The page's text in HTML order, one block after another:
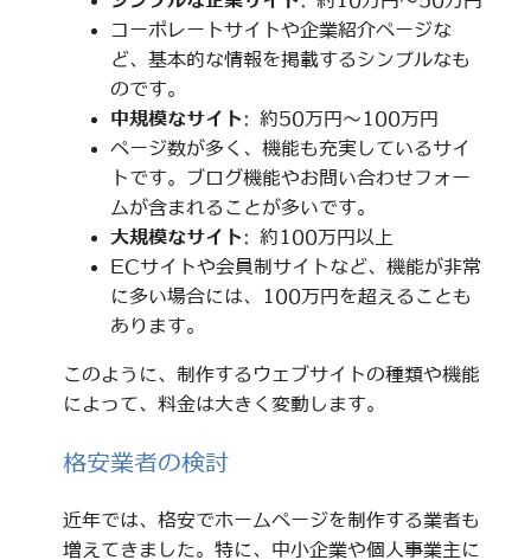
コーポレートサイトや企業紹介ページな
ど、基本的な情報を掲載するシンプルなも
のです。
中規模なサイト: 約50万円～100万円
ページ数が多く、機能も充実しているサイ
トです。ブログ機能やお問い合わせフォー
ムが含まれることが多いです。
大規模なサイト: 約100万円以上
ECサイトや会員制サイトなど、機能が非常
に多い場合には、100万円を超えることも
あります。
このように、制作するウェブサイトの種類や機能
によって、料金は大きく変動します。
格安業者の検討
近年では、格安でホームページを制作する業者も
増えてきました。特に、中小企業や個人事業主に